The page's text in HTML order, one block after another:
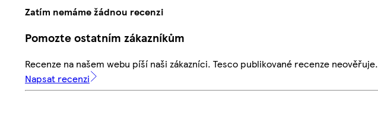
Zatím nemáme žádnou recenzi
Pomozte ostatním zákazníkům
Recenze na našem webu píší naši zákazníci. Tesco publikované recenze neověřuje.
Napsat recenzi